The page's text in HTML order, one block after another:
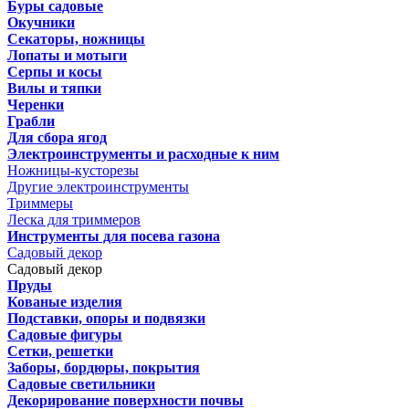
Буры садовые
Окучники
Секаторы, ножницы
Лопаты и мотыги
Серпы и косы
Вилы и тяпки
Черенки
Грабли
Для сбора ягод
Электроинструменты и расходные к ним
Ножницы-кусторезы
Другие электроинструменты
Триммеры
Леска для триммеров
Инструменты для посева газона
Садовый декор
Садовый декор
Пруды
Кованые изделия
Подставки, опоры и подвязки
Садовые фигуры
Сетки, решетки
Заборы, бордюры, покрытия
Садовые светильники
Декорирование поверхности почвы